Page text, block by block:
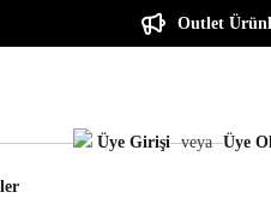
Outlet
Üye Girişi veya Üye